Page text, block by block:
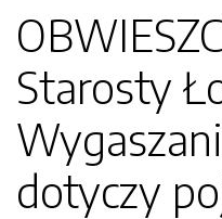
Starosty
dotyczy